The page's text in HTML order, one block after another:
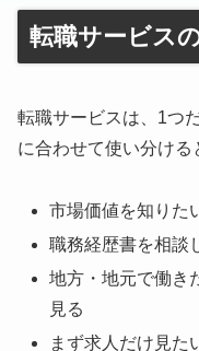
転職サービス
転職サービスは、1つ
に合わせて使い分ける
市場価値を知りた
職務経歴書を相談
地方・地元で働き
見る
まず求人だけ見た